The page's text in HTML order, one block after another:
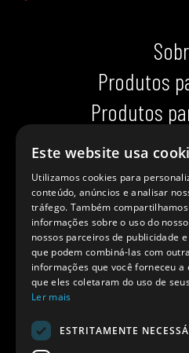
Produtos
Produtos
Produtos
Dicas
Onde
Política de
Política de
Este website usa
Utilizamos cookies para
conteúdo, anúncios e analisar
tráfego. Também compartilhamos
informações sobre o uso do
nossos parceiros de publicidade
que podem combiná-las com
informações que você forneceu a
que eles coletaram do uso de
Ler mais
ESTRITAMENTE